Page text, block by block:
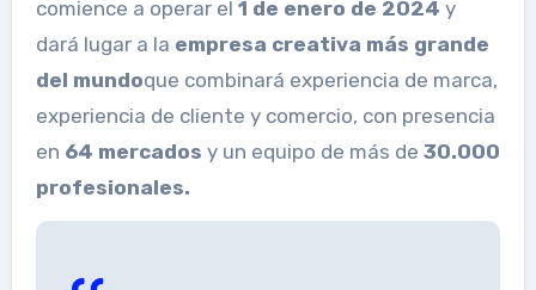
comience a operar el 1 de enero de 2024 y
dará lugar a la empresa creativa más grande
del mundoque combinará experiencia de marca,
experiencia de cliente y comercio, con presencia
en 64 mercados y un equipo de más de 30.000
profesionales.